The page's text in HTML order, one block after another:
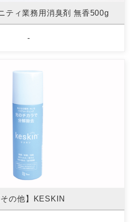
ティ業務用消臭剤 無香500g
-
その他】KESKIN